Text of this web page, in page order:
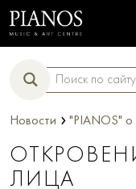
Новости › "PIANOS" о
ЛИЦА